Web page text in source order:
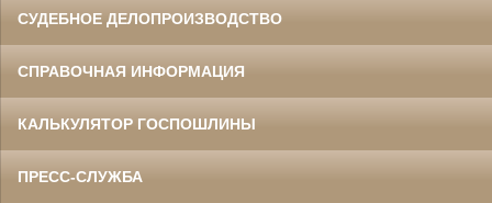
СУДЕБНОЕ ДЕЛОПРОИЗВОДСТВО
СПРАВОЧНАЯ ИНФОРМАЦИЯ
КАЛЬКУЛЯТОР ГОСПОШЛИНЫ
ПРЕСС-СЛУЖБА